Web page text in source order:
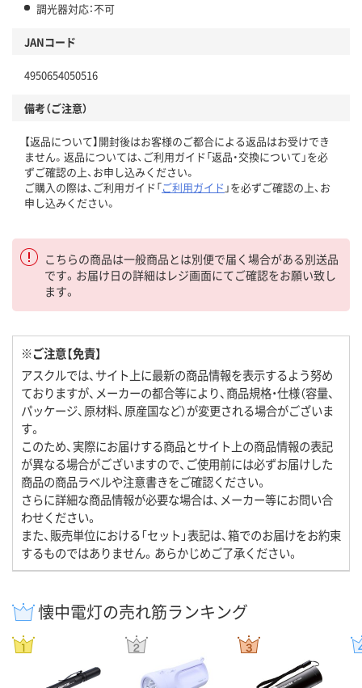
調光器対応：不可
JANコード
4950654050516
備考（ご注意）
【返品について】開封後はお客様のご都合による返品はお受けでき
ません。返品については、ご利用ガイド「返品・交換について」を必
ずご確認の上、お申し込みください。
ご購入の際は、ご利用ガイド「ご利用ガイド 」を必ずご確認の上、お
申し込みください。
こちらの商品は一般商品とは別便で届く場合がある別送品
です。お届け日の詳細はレジ画面にてご確認をお願い致し
ます。
※ご注意【免責】
アスクルでは、サイト上に最新の商品情報を表示するよう努め
ておりますが、メーカーの都合等により、商品規格・仕様（容量、
パッケージ、原材料、原産国など）が変更される場合がございま
す。
このため、実際にお届けする商品とサイト上の商品情報の表記
が異なる場合がございますので、ご使用前には必ずお届けした
商品の商品ラベルや注意書きをご確認ください。
さらに詳細な商品情報が必要な場合は、メーカー等にお問い合
わせください。
また、販売単位における「セット」表記は、箱でのお届けをお約束
するものではありません。あらかじめご了承ください。
懐中電灯の売れ筋ランキング